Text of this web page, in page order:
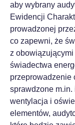
aby wybrany
Ewidencji
prowadzonej
co zapewni, że
z
świadectwa
przeprowadzenie
sprawdzone
wentylacja i
elementów,